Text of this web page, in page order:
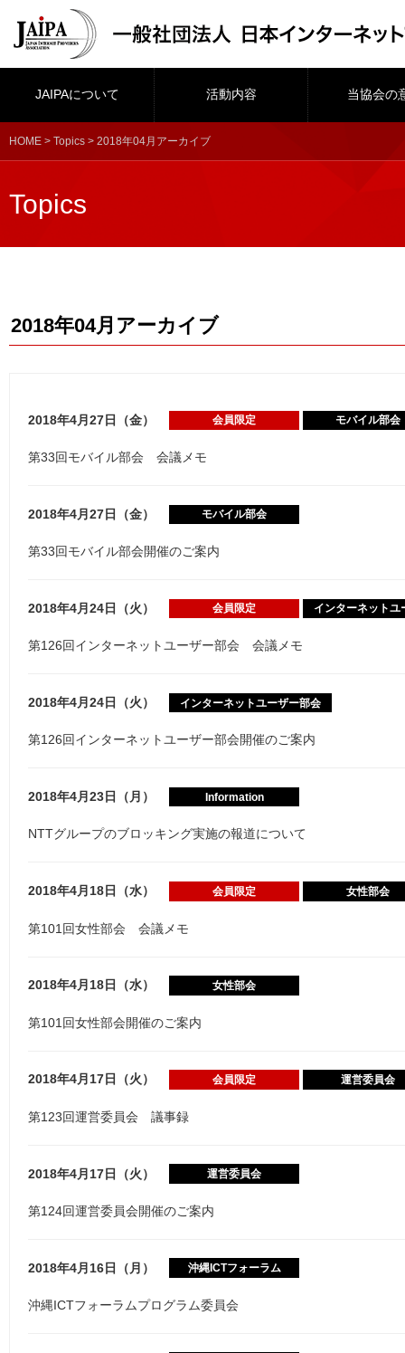
JAIPAについて 活動内容 当協会の
HOME > Topics > 2018年04月アーカイブ
Topics
2018年04月アーカイブ
2018年4月27日（金） 会員限定 モバイル部会
第33回モバイル部会 会議メモ
2018年4月27日（金） モバイル部会
第33回モバイル部会開催のご案内
2018年4月24日（火） 会員限定 インターネットユ
第126回インターネットユーザー部会 会議メモ
2018年4月24日（火） インターネットユーザー部会
第126回インターネットユーザー部会開催のご案内
2018年4月23日（月） Information
NTTグループのブロッキング実施の報道について
2018年4月18日（水） 会員限定 女性部会
第101回女性部会 会議メモ
2018年4月18日（水） 女性部会
第101回女性部会開催のご案内
2018年4月17日（火） 会員限定 運営委員会
第123回運営委員会 議事録
2018年4月17日（火） 運営委員会
第124回運営委員会開催のご案内
2018年4月16日（月） 沖縄ICTフォーラム
沖縄ICTフォーラムプログラム委員会